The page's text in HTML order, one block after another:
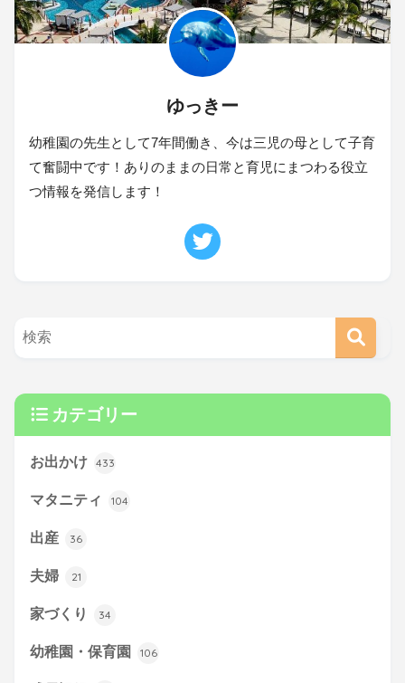
ゆっきー
幼稚園の先生として7年間働き、今は三児の母として子育
て奮闘中です！ありのままの日常と育児にまつわる役立
つ情報を発信します！
カテゴリー
お出かけ 433
マタニティ 104
出産 36
夫婦 21
家づくり 34
幼稚園・保育園 106